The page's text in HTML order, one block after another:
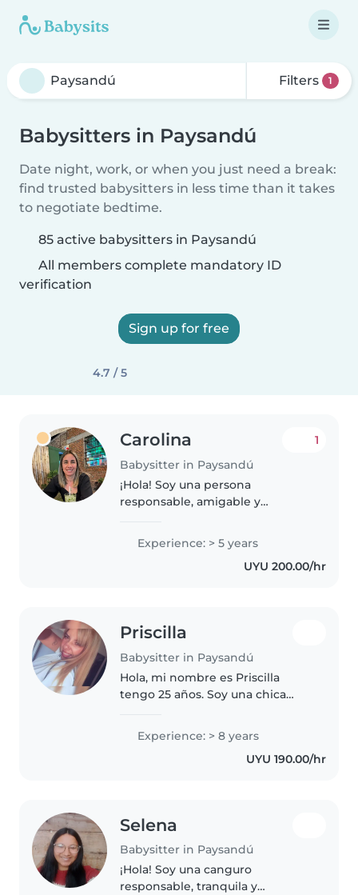
Filters 1
Babysitters in Paysandú
Date night, work, or when you just need a break:
find trusted babysitters in less time than it takes
to negotiate bedtime.
85 active babysitters in Paysandú
All members complete mandatory ID
verification
Sign up for free
4.7 / 5
Carolina
Babysitter in Paysandú
1
¡Hola! Soy una persona
responsable, amigable y
experiencia cuidando niños de
todas las edades, incluyendo
bebés, preescolares, niños en
Experience: > 5 years
UYU 200.00/hr
Priscilla
Babysitter in Paysandú
Hola, mi nombre es Priscilla
tengo 25 años. Soy una chica
Cuento con experiencia y
disponibilidad horaria.
Experience: > 8 years
UYU 190.00/hr
Selena
Babysitter in Paysandú
¡Hola! Soy una canguro
responsable, tranquila y